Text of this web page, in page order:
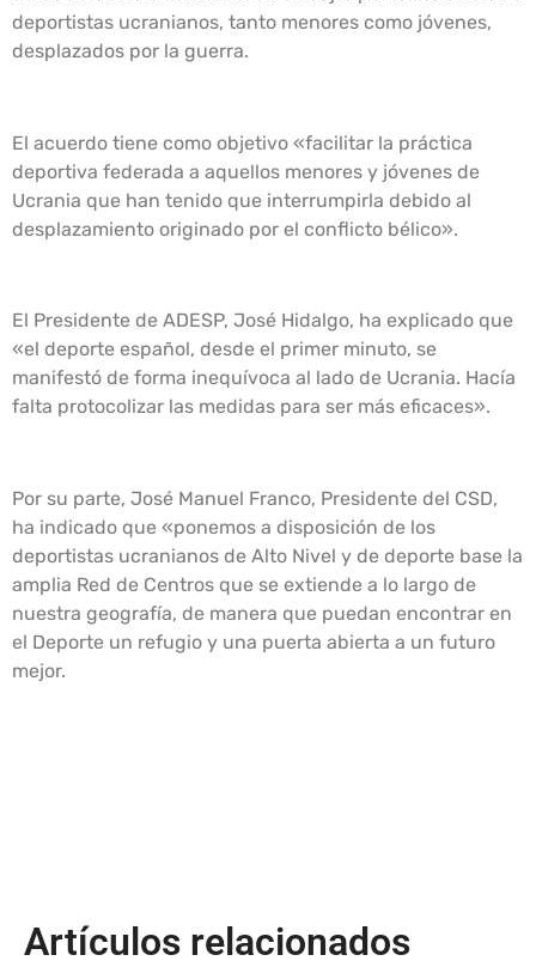
deportistas ucranianos, tanto menores como jóvenes,
desplazados por la guerra.
El acuerdo tiene como objetivo «facilitar la práctica
deportiva federada a aquellos menores y jóvenes de
Ucrania que han tenido que interrumpirla debido al
desplazamiento originado por el conflicto bélico».
El Presidente de ADESP, José Hidalgo, ha explicado que
«el deporte español, desde el primer minuto, se
manifestó de forma inequívoca al lado de Ucrania. Hacía
falta protocolizar las medidas para ser más eficaces».
Por su parte, José Manuel Franco, Presidente del CSD,
ha indicado que «ponemos a disposición de los
deportistas ucranianos de Alto Nivel y de deporte base la
amplia Red de Centros que se extiende a lo largo de
nuestra geografía, de manera que puedan encontrar en
el Deporte un refugio y una puerta abierta a un futuro
mejor.
Artículos relacionados